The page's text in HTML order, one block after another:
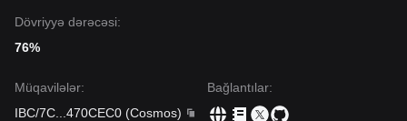
Dövriyyə dərəcəsi:
76%
Müqavilələr:
IBC/7C
470CEC0 (Cosmos)
Bağlantılar: